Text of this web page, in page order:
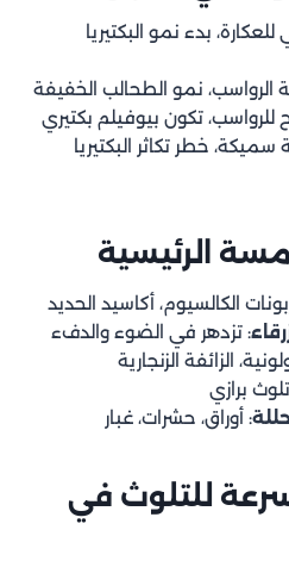
بدء نمو البكتيريا
الرواسب، نمو الطحالب الخفيفة
للرواسب، تكون بيوفيلم بكتيري
خطر تكاثر البكتيريا
الكالسيوم، أكاسيد الحديد
: تزدهر في الضوء والدفء
الزائفة الزنجارية
برازي
: أوراق، حشرات، غبار
للتلوث في